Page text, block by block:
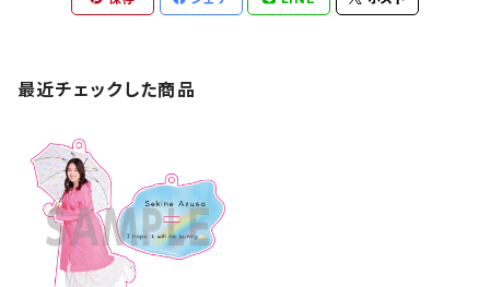
最近チェックした商品